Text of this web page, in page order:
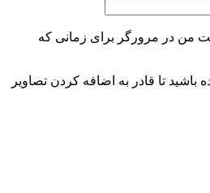
من در مرورگر برای زمانی که
تا قادر به اضافه کردن تصاویر